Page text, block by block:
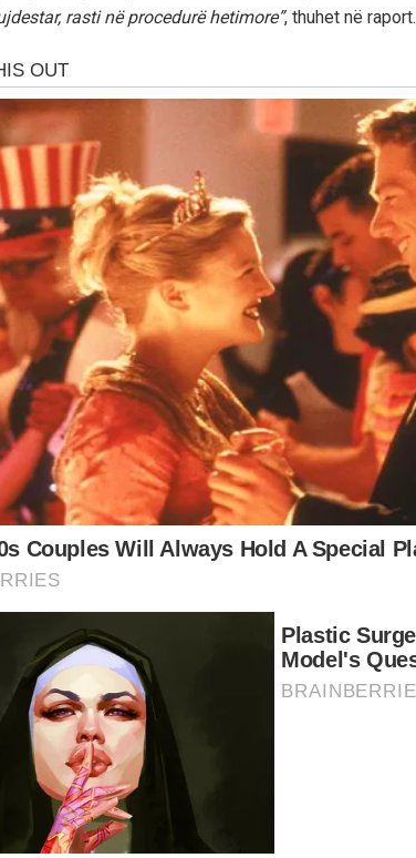
rasti në procedurë hetimore”, thuhet në raport.